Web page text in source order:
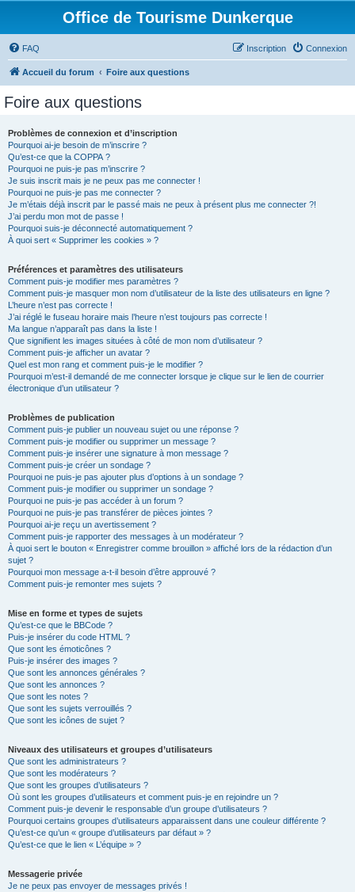
Office de Tourisme Dunkerque
FAQ Connexion
Inscription
Accueil du forum Foire aux questions
Foire aux questions
Problèmes de connexion et d’inscription
Pourquoi ai-je besoin de m’inscrire ?
Qu’est-ce que la COPPA ?
Pourquoi ne puis-je pas m’inscrire ?
Je suis inscrit mais je ne peux pas me connecter !
Pourquoi ne puis-je pas me connecter ?
Je m’étais déjà inscrit par le passé mais ne peux à présent plus me connecter ?!
J’ai perdu mon mot de passe !
Pourquoi suis-je déconnecté automatiquement ?
À quoi sert « Supprimer les cookies » ?
Préférences et paramètres des utilisateurs
Comment puis-je modifier mes paramètres ?
Comment puis-je masquer mon nom d’utilisateur de la liste des utilisateurs en ligne ?
L’heure n’est pas correcte !
J’ai réglé le fuseau horaire mais l’heure n’est toujours pas correcte !
Ma langue n’apparaît pas dans la liste !
Que signifient les images situées à côté de mon nom d’utilisateur ?
Comment puis-je afficher un avatar ?
Quel est mon rang et comment puis-je le modifier ?
Pourquoi m’est-il demandé de me connecter lorsque je clique sur le lien de courrier
électronique d’un utilisateur ?
Problèmes de publication
Comment puis-je publier un nouveau sujet ou une réponse ?
Comment puis-je modifier ou supprimer un message ?
Comment puis-je insérer une signature à mon message ?
Comment puis-je créer un sondage ?
Pourquoi ne puis-je pas ajouter plus d’options à un sondage ?
Comment puis-je modifier ou supprimer un sondage ?
Pourquoi ne puis-je pas accéder à un forum ?
Pourquoi ne puis-je pas transférer de pièces jointes ?
Pourquoi ai-je reçu un avertissement ?
Comment puis-je rapporter des messages à un modérateur ?
À quoi sert le bouton « Enregistrer comme brouillon » affiché lors de la rédaction d’un
sujet ?
Pourquoi mon message a-t-il besoin d’être approuvé ?
Comment puis-je remonter mes sujets ?
Mise en forme et types de sujets
Qu’est-ce que le BBCode ?
Puis-je insérer du code HTML ?
Que sont les émoticônes ?
Puis-je insérer des images ?
Que sont les annonces générales ?
Que sont les annonces ?
Que sont les notes ?
Que sont les sujets verrouillés ?
Que sont les icônes de sujet ?
Niveaux des utilisateurs et groupes d’utilisateurs
Que sont les administrateurs ?
Que sont les modérateurs ?
Que sont les groupes d’utilisateurs ?
Où sont les groupes d’utilisateurs et comment puis-je en rejoindre un ?
Comment puis-je devenir le responsable d’un groupe d’utilisateurs ?
Pourquoi certains groupes d’utilisateurs apparaissent dans une couleur différente ?
Qu’est-ce qu’un « groupe d’utilisateurs par défaut » ?
Qu’est-ce que le lien « L’équipe » ?
Messagerie privée
Je ne peux pas envoyer de messages privés !